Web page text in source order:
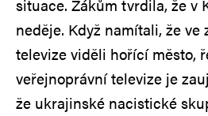
situace. Žákům tvrdila, že v
neděje. Když namítali, že ve
televize viděli hořící město,
veřejnoprávní televize je
že ukrajinské nacistické